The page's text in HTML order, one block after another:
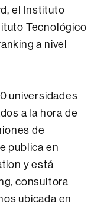
el Instituto
Tecnológico
a nivel
universidades
a la hora de
de
publica en
y está
consultora
ubicada en